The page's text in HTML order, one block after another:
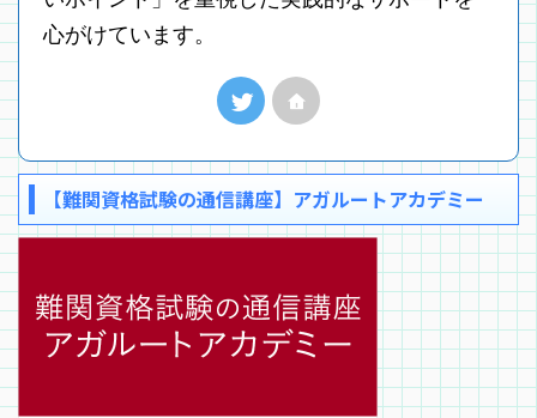
心がけています。
【難関資格試験の通信講座】アガルートアカデミー